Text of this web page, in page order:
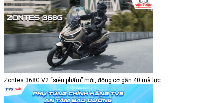
Zontes 368G V2 “siêu phẩm” mới, động cơ gần 40 mã lực